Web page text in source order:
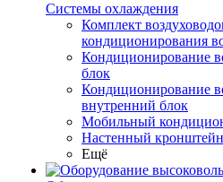
Системы охлаждения
Комплект
кондиционирования
Кондиционирование
блок
Кондиционирование
внутренний блок
Мобильный
Настенный
Ещё